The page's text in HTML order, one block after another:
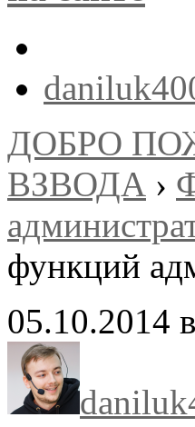
ДОБРО
ВЗВОДА ›
функций
05.10.2014